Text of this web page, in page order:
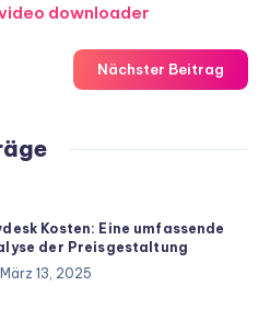
downloader
Nächster Beitrag
Kosten: Eine umfassende
der Preisgestaltung
März 13, 2025